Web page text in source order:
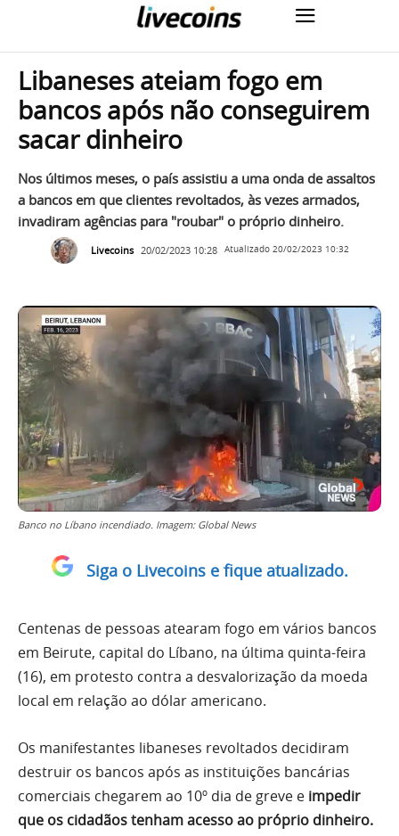
Libaneses ateiam fogo em
bancos após não conseguirem
sacar dinheiro
Nos últimos meses, o país assistiu a uma onda de assaltos
a bancos em que clientes revoltados, às vezes armados,
invadiram agências para "roubar" o próprio dinheiro.
Livecoins 20/02/2023 10:28 Atualizado 20/02/2023 10:32
Banco no Líbano incendiado. Imagem: Global News
Siga o Livecoins e fique atualizado.
Centenas de pessoas atearam fogo em vários bancos
em Beirute, capital do Líbano, na última quinta-feira
(16), em protesto contra a desvalorização da moeda
local em relação ao dólar americano.
Os manifestantes libaneses revoltados decidiram
destruir os bancos após as instituições bancárias
comerciais chegarem ao 10º dia de greve e impedir
que os cidadãos tenham acesso ao próprio dinheiro.